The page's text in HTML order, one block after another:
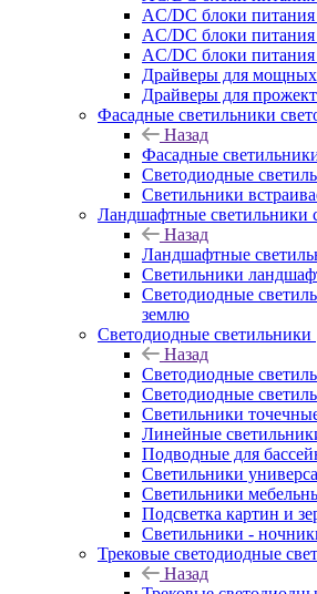
AC/DC блоки
AC/DC блоки
AC/DC блоки
Драйверы для мощных
Драйверы для
Фасадные светильники
Назад
Фасадные
Светодиодные
Светильники
Ландшафтные светильники
Назад
Ландшафтные
Светильники
Светодиодные
землю
Светодиодные светильники
Назад
Светодиодные
Светодиодные
Светильники
Линейные
Подводные для
Светильники
Светильники
Подсветка картин и
Светильники -
Трековые светодиодные
Назад